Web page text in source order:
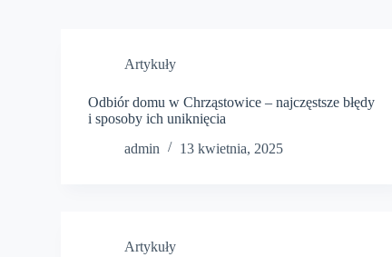
Artykuły
Odbiór domu w Chrząstowice – najczęstsze błędy
i sposoby ich uniknięcia
admin
13 kwietnia, 2025
Artykuły